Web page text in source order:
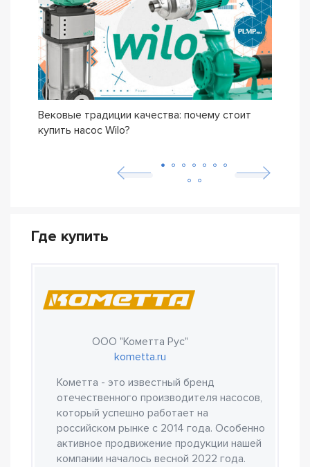
Вековые традиции качества: почему стоит
купить насос Wilo?
Где купить
ООО "Кометта Рус"
kometta.ru
Кометта - это известный бренд
отечественного производителя насосов,
который успешно работает на
российском рынке с 2014 года. Особенно
активное продвижение продукции нашей
компании началось весной 2022 года.